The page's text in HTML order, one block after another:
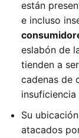
están
e incluso
eslabón de
tienden a
cadenas de
insuficiencia
Su
atacados